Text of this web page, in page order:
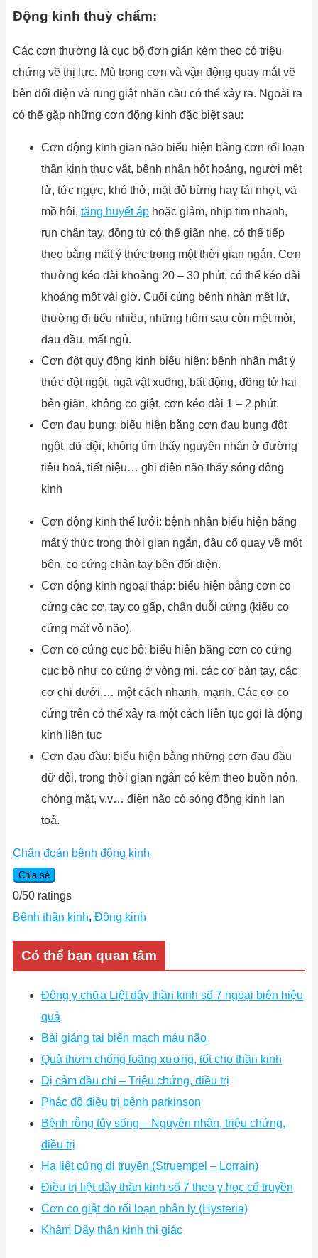
Động kinh thuỳ chẩm:
Các cơn thường là cục bộ đơn giản kèm theo có triệu
chứng về thị lực. Mù trong cơn và vận động quay mắt về
bên đối diện và rung giật nhãn cầu có thể xảy ra. Ngoài ra
có thể gặp những cơn động kinh đặc biệt sau:
Cơn động kinh gian não biểu hiện bằng cơn rối loạn
thần kinh thực vật, bệnh nhân hốt hoảng, người mệt
lử, tức ngực, khó thở, mặt đỏ bừng hay tái nhợt, vã
mồ hôi, tăng huyết áp hoặc giảm, nhịp tim nhanh,
run chân tay, đồng tử có thể giãn nhẹ, có thể tiếp
theo bằng mất ý thức trong một thời gian ngắn. Cơn
thường kéo dài khoảng 20 – 30 phút, có thể kéo dài
khoảng một vài giờ. Cuối cùng bệnh nhân mệt lử,
thường đi tiểu nhiều, những hôm sau còn mệt mỏi,
đau đầu, mất ngủ.
Cơn đột quỵ động kinh biểu hiện: bệnh nhân mất ý
thức đột ngột, ngã vật xuống, bất động, đồng tử hai
bên giãn, không co giật, cơn kéo dài 1 – 2 phút.
Cơn đau bụng: biểu hiện bằng cơn đau bụng đột
ngột, dữ dội, không tìm thấy nguyên nhân ở đường
tiêu hoá, tiết niệu… ghi điện não thấy sóng động
kinh
Cơn động kinh thể lưới: bệnh nhân biểu hiện bằng
mất ý thức trong thời gian ngắn, đầu cổ quay về một
bên, co cứng chân tay bên đối diện.
Cơn động kinh ngoại tháp: biểu hiện bằng cơn co
cứng các cơ, tay co gấp, chân duỗi cứng (kiểu co
cứng mất vỏ não).
Cơn co cứng cục bộ: biểu hiện bằng cơn co cứng
cục bộ như co cứng ở vòng mi, các cơ bàn tay, các
cơ chi dưới,… một cách nhanh, mạnh. Các cơ co
cứng trên có thể xảy ra một cách liên tục gọi là động
kinh liên tục
Cơn đau đầu: biểu hiện bằng những cơn đau đầu
dữ dội, trong thời gian ngắn có kèm theo buồn nôn,
chóng mặt, v.v… điện não có sóng động kinh lan
toả.
Chẩn đoán bệnh động kinh
Chia sẻ
0/50 ratings
Bệnh thần kinh, Động kinh
Có thể bạn quan tâm
Đông y chữa Liệt dây thần kinh số 7 ngoại biên hiệu
quả
Bài giảng tai biến mạch máu não
Quả thơm chống loãng xương, tốt cho thần kinh
Dị cảm đầu chi – Triệu chứng, điều trị
Phác đồ điều trị bệnh parkinson
Bệnh rỗng tủy sống – Nguyên nhân, triệu chứng,
điều trị
Hạ liệt cứng di truyền (Struempel – Lorrain)
Điều trị liệt dây thần kinh số 7 theo y học cổ truyền
Cơn co giật do rối loạn phân ly (Hysteria)
Khám Dây thần kinh thị giác